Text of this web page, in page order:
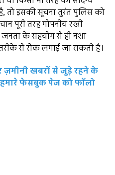
तो इसकी सूचना तुरंत पुलिस को
पूरी तरह गोपनीय रखी
के सहयोग से ही नशा
से रोक लगाई जा सकती है।
ज़मीनी खबरों से जुड़े रहने के
फेसबुक पेज को फॉलो